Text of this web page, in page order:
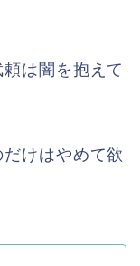
は闇を抱えて
けはやめて欲